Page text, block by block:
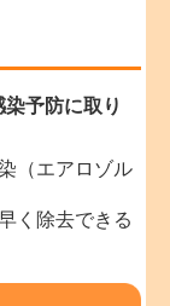
予防に取り
（エアロゾル
く除去できる